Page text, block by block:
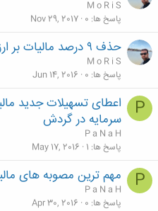
M o R i S
پاسخ ها 0
Nov 29, 2017
حذف ۹ درصد مالیات بر ارزش افزوده از حمل‌ونقل دریایی
M o R i S
پاسخ ها 0
Jun 14, 2016
P
اعطای تسهیلات جدید
سرمایه در گردش
P a N a H
پاسخ ها 1
May 17, 2016
P مهم ترین مصوبه های
P a N a H
پاسخ ها 0
Apr 30, 2016